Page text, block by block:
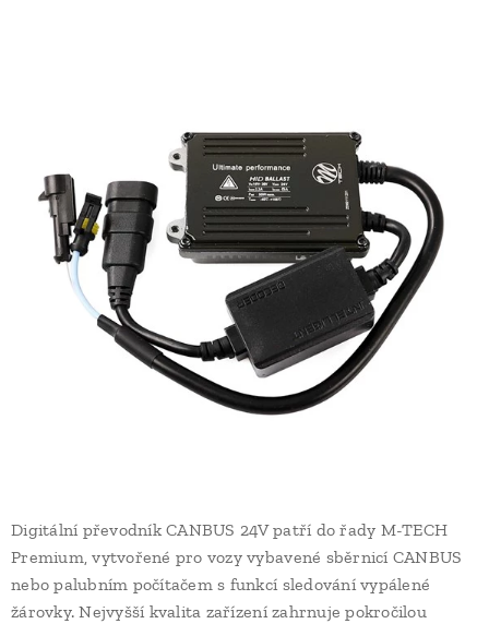
Digitální převodník CANBUS 24V patří do řady M-TECH
Premium, vytvořené pro vozy vybavené sběrnicí CANBUS
nebo palubním počítačem s funkcí sledování vypálené
žárovky. Nejvyšší kvalita zařízení zahrnuje pokročilou